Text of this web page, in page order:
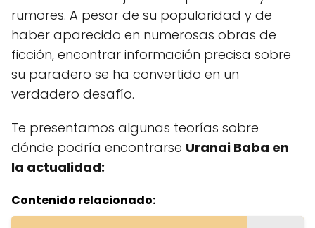
rumores. A pesar de su popularidad y de
haber aparecido en numerosas obras de
ficción, encontrar información precisa sobre
su paradero se ha convertido en un
verdadero desafío.
Te presentamos algunas teorías sobre
dónde podría encontrarse Uranai Baba en
la actualidad:
Contenido relacionado: